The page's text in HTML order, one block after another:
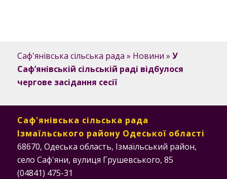
Саф'янівська сільська рада » Новини » У
Саф’янівській сільській раді відбулося
чергове засідання сесії
Саф'янівська сільська рада
Ізмаїльського району Одеської області
68670, Одеська область, Ізмаїльський район,
село Саф'яни, вулиця Грушевського, 85
(04841) 475-31